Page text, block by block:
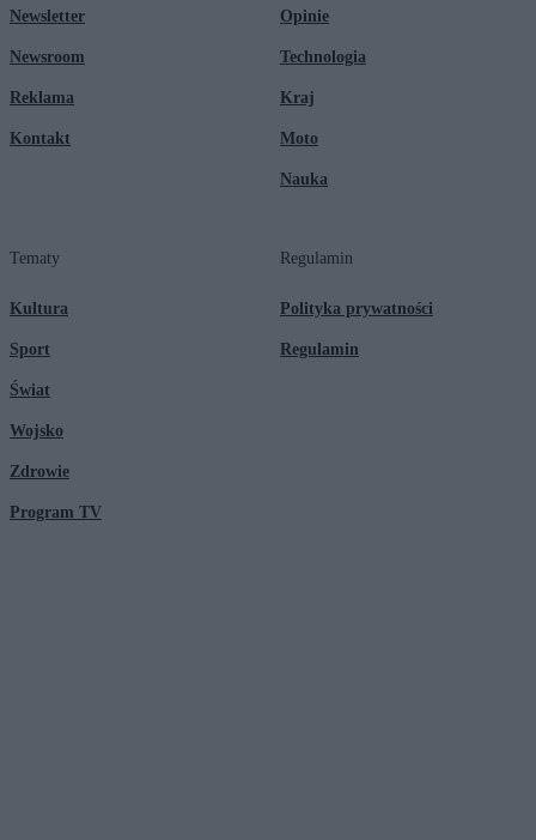
Newsletter
Newsroom
Reklama
Kontakt
Opinie
Technologia
Kraj
Moto
Nauka
Tematy
Kultura
Sport
Świat
Wojsko
Zdrowie
Program TV
Regulamin
Polityka prywatności
Regulamin